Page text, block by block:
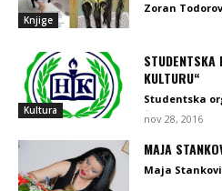
Knjige
Zoran
Kultura
STUDENTSKA
KULTURU“
Studentska
-
nov 28, 2016
MAJA
Maja